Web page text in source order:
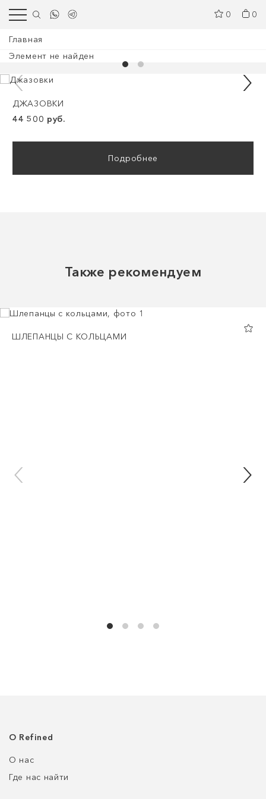
0 0
Главная
Элемент не найден
ДЖАЗОВКИ
44 500 руб.
Подробнее
Также рекомендуем
ШЛЕПАНЦЫ С КОЛЬЦАМИ
О Refined
О нас
Где нас найти